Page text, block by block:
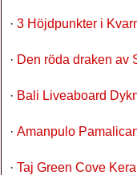
· 3 Höjdpunkter i
· Den röda draken av
· Bali Liveaboard
· Amanpulo
· Taj Green Cove